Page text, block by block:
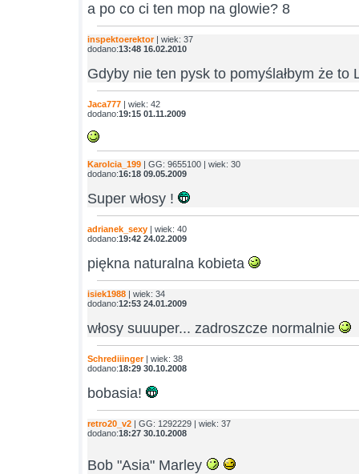
a po co ci ten mop na glowie? 8
inspektoerektor| wiek: 37
dodano:13:48 16.02.2010
Gdyby nie ten pysk to pomyślałbym że to
Jaca777 | wiek: 42
dodano:19:15 01.11.2009
Karolcia_199 | GG: 9655100 | wiek: 30
dodano:16:18 09.05.2009
Super włosy !
adrianek_sexy | wiek: 40
dodano:19:42 24.02.2009
piękna naturalna kobieta
isiek1988 | wiek: 34
dodano:12:53 24.01.2009
włosy suuuper... zadroszcze normalnie
Schrediiinger| wiek: 38
dodano:18:29 30.10.2008
bobasia!
retro20_v2 | GG: 1292229 | wiek: 37
dodano:18:27 30.10.2008
Bob "Asia" Marley